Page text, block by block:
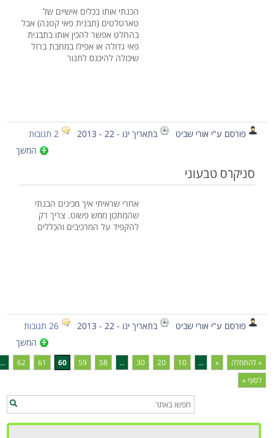
הכנתי אותו בכלים אישיים של
טארטלטים (תבנית פאי קטנה) אבל
בהחלט אפשר להכין אותו בתבנית
פאי גדולה או אפילו במחבת ברזל
שיכולה להיכנס לתנור
פורסם ע"י אורי שביט בתאריך ינו - 22 - 2013
2 תגובות
המשך
סניקרס טבעוני
אחרי שראיתי איך מכינים הבנתי
שהמתכון ממש פשוט. צריך רק
להקפיד על המרכיבים והכללים
פורסם ע"י אורי שביט בתאריך ינו - 22 - 2013
26 תגובות
המשך
« להתחלה «
...
10
20
30
...
58
59
60
61
62
...
לסוף »